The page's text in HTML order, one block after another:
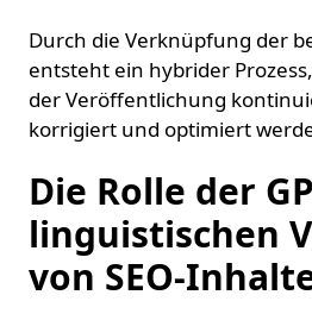
Durch die Verknüpfung der
entsteht ein hybrider
der Veröffentlichung
korrigiert und optimiert
Die Rolle der
linguistischen
von SEO-